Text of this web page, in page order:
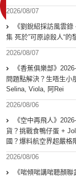
2026/08/07
《劉銳紹採訪風雲
集 死於”可原諒殺人“的
2026/08/07
《香蕉俱樂部》
問題點解決？生唔生小
Selina, Viola, 阿Rei
2026/08/06
《空中再飛人》
貨？挑戰食鴨仔蛋 +
國？爆料航空界超嚴格
2026/08/06
《啱傾啱講啱聽顏